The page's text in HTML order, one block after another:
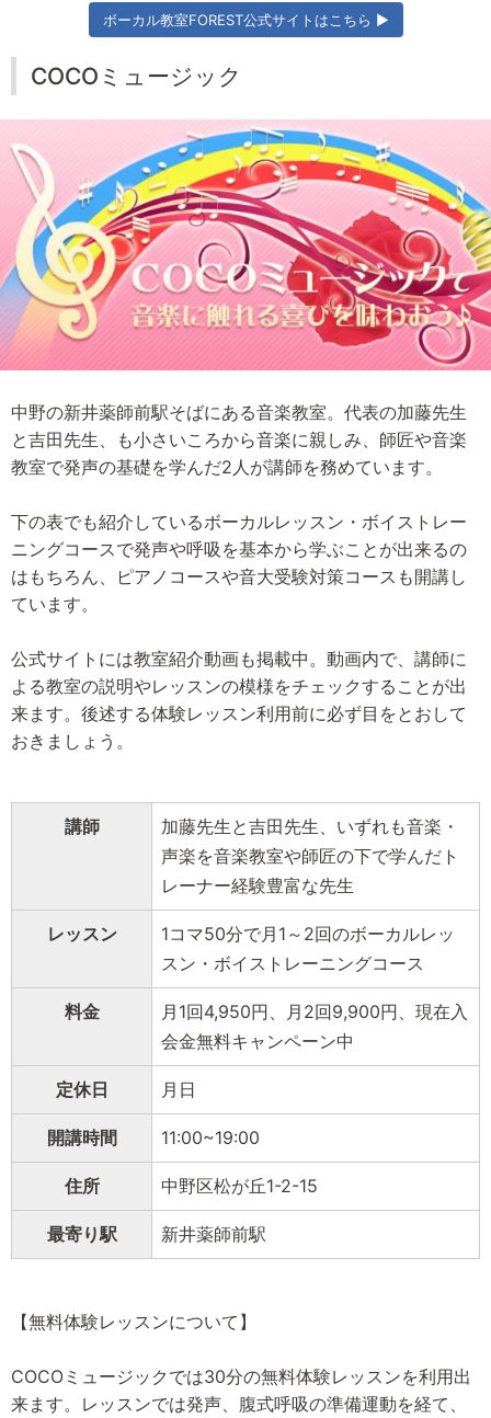
ボーカル教室FOREST公式サイトはこちら ▶
COCOミュージック
中野の新井薬師前駅そばにある音楽教室。代表の加藤先生
と吉田先生、も小さいころから音楽に親しみ、師匠や音楽
教室で発声の基礎を学んだ2人が講師を務めています。
下の表でも紹介しているボーカルレッスン・ボイストレー
ニングコースで発声や呼吸を基本から学ぶことが出来るの
はもちろん、ピアノコースや音大受験対策コースも開講し
ています。
公式サイトには教室紹介動画も掲載中。動画内で、講師に
よる教室の説明やレッスンの模様をチェックすることが出
来ます。後述する体験レッスン利用前に必ず目をとおして
おきましょう。
講師
加藤先生と吉田先生、いずれも音楽・
声楽を音楽教室や師匠の下で学んだト
レーナー経験豊富な先生
レッスン
1コマ50分で月1～2回のボーカルレッ
スン・ボイストレーニングコース
料金
月1回4,950円、月2回9,900円、現在入
会金無料キャンペーン中
定休日 月日
開講時間 11:00~19:00
住所 中野区松が丘1-2-15
最寄り駅 新井薬師前駅
【無料体験レッスンについて】
COCOミュージックでは30分の無料体験レッスンを利用出
来ます。レッスンでは発声、腹式呼吸の準備運動を経て、